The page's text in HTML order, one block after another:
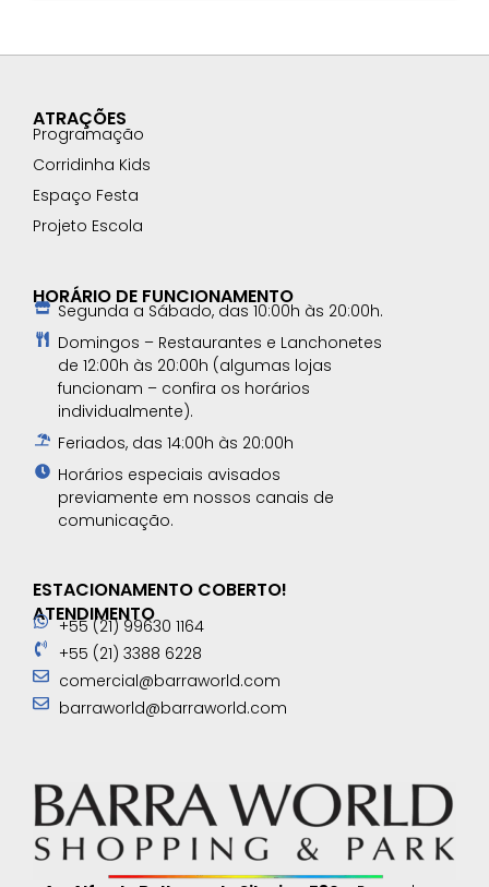
ATRAÇÕES
Programação
Corridinha Kids
Espaço Festa
Projeto Escola
HORÁRIO DE FUNCIONAMENTO
Segunda a Sábado, das 10:00h às 20:00h.
Domingos – Restaurantes e Lanchonetes
de 12:00h às 20:00h (algumas lojas
funcionam – confira os horários
individualmente).
Feriados, das 14:00h às 20:00h
Horários especiais avisados
previamente em nossos canais de
comunicação.​
ESTACIONAMENTO COBERTO!
ATENDIMENTO
+55 (21) 99630 1164
+55 (21) 3388 6228
comercial@barraworld.com
barraworld@barraworld.com